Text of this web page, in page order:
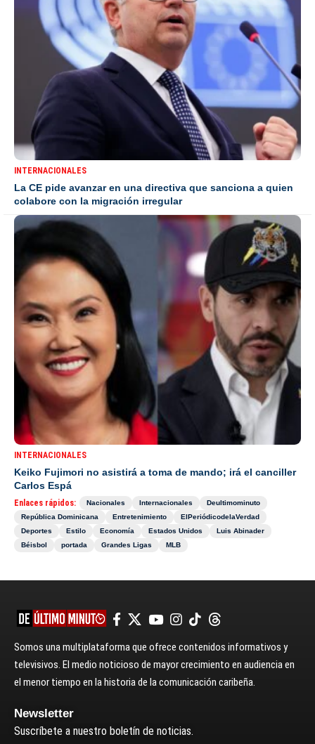
INTERNACIONALES
La CE pide avanzar en una directiva que sanciona a quien
colabore con la migración irregular
INTERNACIONALES
Keiko Fujimori no asistirá a toma de mando; irá el canciller
Carlos Espá
Enlaces rápidos: Nacionales Internacionales
Deultimominuto
República Dominicana
Entretenimiento
ElPeriódicodelaVerdad
Deportes
Estilo Economía Estados Unidos
Luis Abinader
Béisbol
portada Grandes Ligas MLB
Somos una multiplataforma que ofrece contenidos informativos y
televisivos. El medio noticioso de mayor crecimiento en audiencia en
el menor tiempo en la historia de la comunicación caribeña.
Newsletter
Suscríbete a nuestro boletín de noticias.